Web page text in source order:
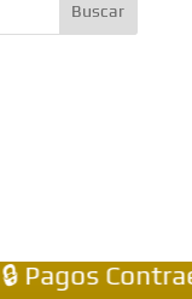
Buscar